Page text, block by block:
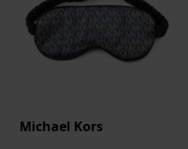
Michael Kors